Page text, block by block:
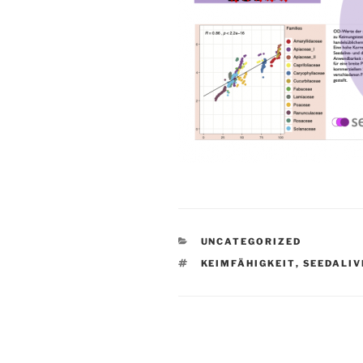
KATEGORIEN
UNCATEGORIZED
SCHLAGWÖRTER
KEIMFÄHIGKEIT,